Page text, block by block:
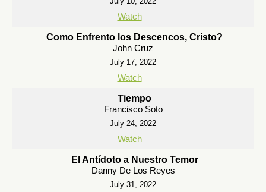
Watch
Como Enfrento los Descencos, Cristo?
John Cruz
July 17, 2022
Watch
Tiempo
Francisco Soto
July 24, 2022
Watch
El Antídoto a Nuestro Temor
Danny De Los Reyes
July 31, 2022